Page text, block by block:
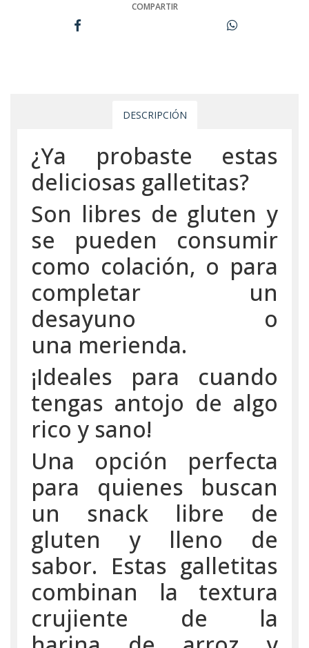
COMPARTIR
DESCRIPCIÓN
¿Ya probaste estas
deliciosas galletitas?
Son libres de gluten y
se pueden consumir
como colación, o para
completar un
desayuno o
una merienda.
¡Ideales para cuando
tengas antojo de algo
rico y sano!
Una opción perfecta
para quienes buscan
un snack libre de
gluten y lleno de
sabor. Estas galletitas
combinan la textura
crujiente de la